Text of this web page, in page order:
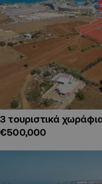
3 τουριστικά
€500,000